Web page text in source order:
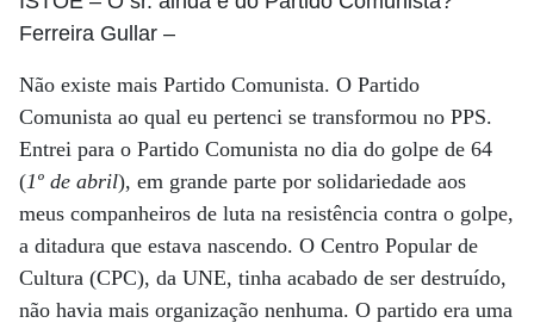
Ferreira Gullar –
Não existe mais Partido Comunista. O Partido
Comunista ao qual eu pertenci se transformou no PPS.
Entrei para o Partido Comunista no dia do golpe de 64
(1º de abril), em grande parte por solidariedade aos
meus companheiros de luta na resistência contra o golpe,
a ditadura que estava nascendo. O Centro Popular de
Cultura (CPC), da UNE, tinha acabado de ser destruído,
não havia mais organização nenhuma. O partido era uma